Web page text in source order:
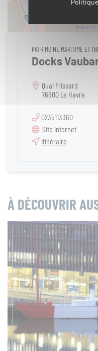
PATRIMOINE MARITIME ET
Docks
Quai Frissard
76600 Le Havre
0235113360
Site internet
Itinéraire
À DÉCOUVRIR